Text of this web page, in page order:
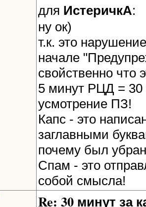
для ИстеричкА:
ну ок)
т.к. это
начале
свойственно что
5 минут РЦД =
усмотрение ПЗ!
Капс - это
заглавными
почему был
Спам - это
собой смысла!
Re: 30 минут за